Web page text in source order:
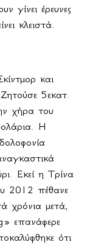
γίνει έρευνες
κλειστά.
και
5εκατ.
χήρα του
Η
Εκεί η Τρίνα
2012 πέθανε
χρόνια μετά,
» επανάφερε
ότι